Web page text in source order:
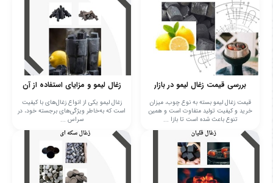
بررسی قیمت زغال لیمو در بازار
قیمت زغال لیمو بسته به نوع چوب، میزان
خرید و کیفیت تولید متفاوت است و همین
تنوع باعث شده است تا بازا ...
زغال لیمو و مزایای استفاده از آن
زغال لیمو یکی از انواع زغال‌های با کیفیت
است که به‌خاطر ویژگی‌های برجسته خود، در
سراس ...